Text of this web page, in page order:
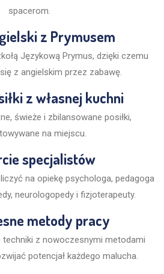
spacerom.
z Prymusem
Językową Prymus, dzięki czemu
z angielskim przez zabawę.
z własnej kuchni
świeże i zbilansowane posiłki,
na miejscu.
specjalistów
na opiekę psychologa, pedagoga
neurologopedy i fizjoterapeuty.
metody pracy
z nowoczesnymi metodami
potencjał każdego malucha.